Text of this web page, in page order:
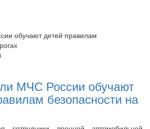
обучают детей правилам
МЧС России обучают
безопасности на